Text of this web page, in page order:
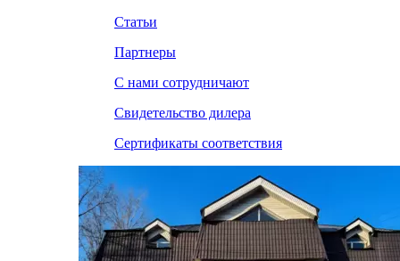
Статьи
Партнеры
С нами сотрудничают
Свидетельство дилера
Сертификаты соответствия